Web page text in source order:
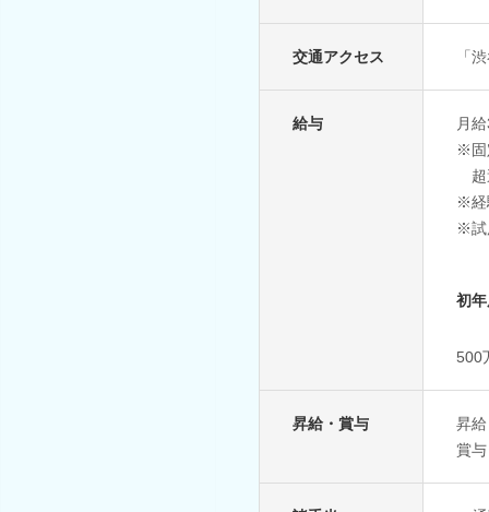
交通アクセス 「
給与
月
※固
超
※経
※試
初
500
昇給・賞与
昇
賞